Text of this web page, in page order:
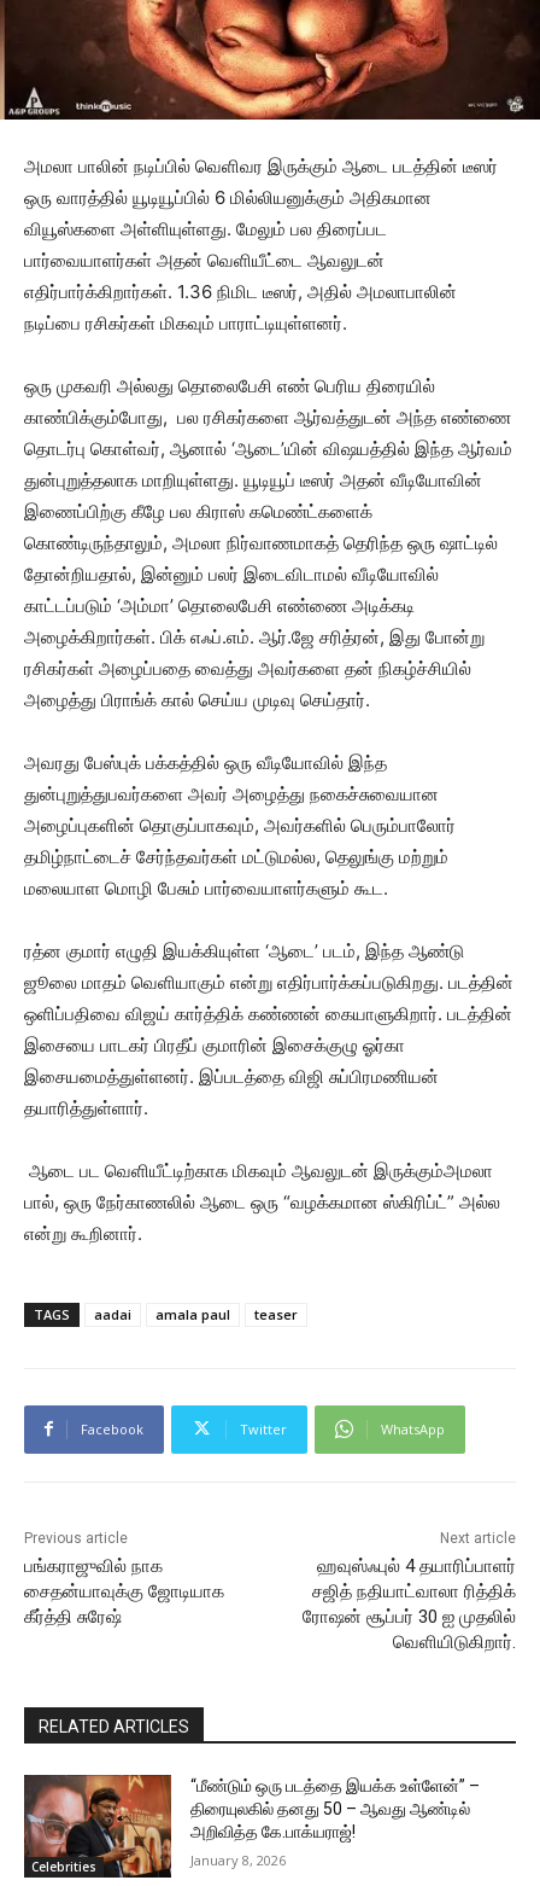
அமலா பாலின் நடிப்பில் வெளிவர இருக்கும் ஆடை படத்தின் டீஸர்
ஒரு வாரத்தில் யூடியூப்பில் 6 மில்லியனுக்கும் அதிகமான
வியூஸ்களை அள்ளியுள்ளது. மேலும் பல திரைப்பட
பார்வையாளர்கள் அதன் வெளியீட்டை ஆவலுடன்
எதிர்பார்க்கிறார்கள். 1.36 நிமிட டீஸர், அதில் அமலாபாலின்
நடிப்பை ரசிகர்கள் மிகவும் பாராட்டியுள்ளனர்.
ஒரு முகவரி அல்லது தொலைபேசி எண் பெரிய திரையில்
காண்பிக்கும்போது, ​​ பல ரசிகர்களை ஆர்வத்துடன் அந்த எண்ணை
தொடர்பு கொள்வர், ஆனால் ‘ஆடை’யின் விஷயத்தில் இந்த ஆர்வம்
துன்புறுத்தலாக மாறியுள்ளது. யூடியூப் டீஸர் அதன் வீடியோவின்
இணைப்பிற்கு கீழே பல கிராஸ் கமெண்ட்களைக்
கொண்டிருந்தாலும், அமலா நிர்வாணமாகத் தெரிந்த ஒரு ஷாட்டில்
தோன்றியதால், இன்னும் பலர் இடைவிடாமல் வீடியோவில்
காட்டப்படும் ‘அம்மா’ தொலைபேசி எண்ணை அடிக்கடி
அழைக்கிறார்கள். பிக் எஃப்.எம். ஆர்.ஜே சரித்ரன், இது போன்று
ரசிகர்கள் அழைப்பதை வைத்து அவர்களை தன் நிகழ்ச்சியில்
அழைத்து பிராங்க் கால் செய்ய முடிவு செய்தார்.
அவரது பேஸ்புக் பக்கத்தில் ஒரு வீடியோவில் இந்த
துன்புறுத்துபவர்களை அவர் அழைத்து நகைச்சுவையான
அழைப்புகளின் தொகுப்பாகவும், அவர்களில் பெரும்பாலோர்
தமிழ்நாட்டைச் சேர்ந்தவர்கள் மட்டுமல்ல, தெலுங்கு மற்றும்
மலையாள மொழி பேசும் பார்வையாளர்களும் கூட.
ரத்ன குமார் எழுதி இயக்கியுள்ள ‘ஆடை’ படம், இந்த ஆண்டு
ஜூலை மாதம் வெளியாகும் என்று எதிர்பார்க்கப்படுகிறது. படத்தின்
ஒளிப்பதிவை விஜய் கார்த்திக் கண்ணன் கையாளுகிறார். படத்தின்
இசையை பாடகர் பிரதீப் குமாரின் இசைக்குழு ஓர்கா
இசையமைத்துள்ளனர். இப்படத்தை விஜி சுப்பிரமணியன்
தயாரித்துள்ளார்.
ஆடை பட வெளியீட்டிற்காக மிகவும் ஆவலுடன் இருக்கும்அமலா
பால், ஒரு நேர்காணலில் ஆடை ஒரு “வழக்கமான ஸ்கிரிப்ட்” அல்ல
என்று கூறினார்.
TAGS aadai amala paul teaser
Facebook Twitter WhatsApp
Previous article
பங்கராஜுவில் நாக
சைதன்யாவுக்கு ஜோடியாக
கீர்த்தி சுரேஷ்
Next article
ஹவுஸ்ஃபுல் 4 தயாரிப்பாளர்
சஜித் நதியாட்வாலா ரித்திக்
ரோஷன் சூப்பர் 30 ஐ முதலில்
வெளியிடுகிறார்.
RELATED ARTICLES
Celebrities
“மீண்டும் ஒரு படத்தை இயக்க உள்ளேன்” –
திரையுலகில் தனது 50 – ஆவது ஆண்டில்
அறிவித்த கே.பாக்யராஜ்!
January 8, 2026